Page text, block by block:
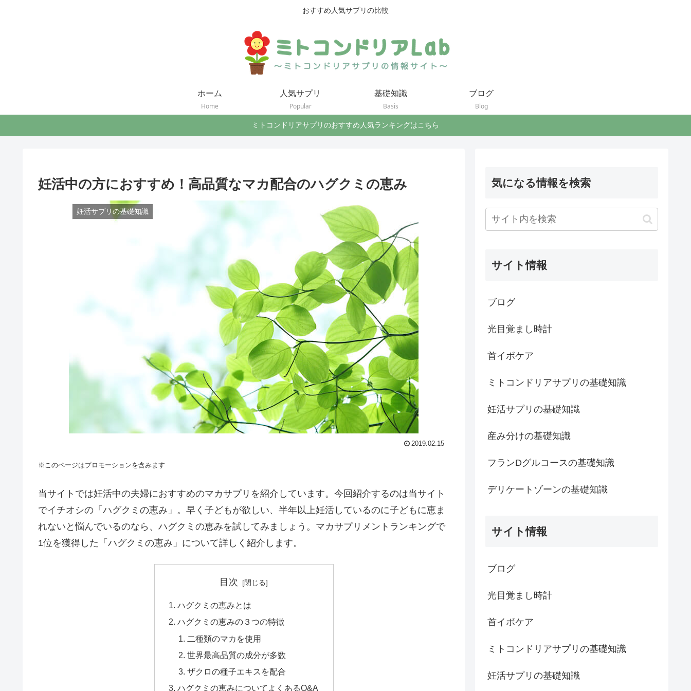
おすすめ人気サプリの比較
ホーム
Home
人気サプリ
Popular
基礎知識
Basis
ブログ
Blog
ミトコンドリアサプリのおすすめ人気ランキングはこちら
妊活中の方におすすめ！高品質なマカ配合のハグクミの恵み
妊活サプリの基礎知識
2019.02.15
※このページはプロモーションを含みます
当サイトでは妊活中の夫婦におすすめのマカサプリを紹介しています。今回紹介するのは当サイト
でイチオシの「ハグクミの恵み」。早く子どもが欲しい、半年以上妊活しているのに子どもに恵ま
れないと悩んでいるのなら、ハグクミの恵みを試してみましょう。マカサプリメントランキングで
1位を獲得した「ハグクミの恵み」について詳しく紹介します。
目次
ハグクミの恵みとは
ハグクミの恵みの３つの特徴
二種類のマカを使用
世界最高品質の成分が多数
ザクロの種子エキスを配合
ハグクミの恵みについてよくあるQ&A
気になる情報を検索
サイト情報
ブログ
光目覚まし時計
首イボケア
ミトコンドリアサプリの基礎知識
妊活サプリの基礎知識
産み分けの基礎知識
フランDグルコースの基礎知識
デリケートゾーンの基礎知識
サイト情報
ブログ
光目覚まし時計
首イボケア
ミトコンドリアサプリの基礎知識
妊活サプリの基礎知識